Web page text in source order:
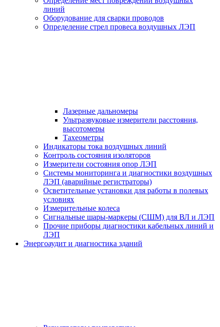
линий
Оборудование для сварки проводов
Определение стрел провеса воздушных ЛЭП
Лазерные дальномеры
Ультразвуковые измерители расстояния,
высотомеры
Тахеометры
Индикаторы тока воздушных линий
Контроль состояния изоляторов
Измерители состояния опор ЛЭП
Системы мониторинга и диагностики воздушных
ЛЭП (аварийные регистраторы)
Осветительные установки для работы в полевых
условиях
Измерительные колеса
Сигнальные шары-маркеры (СШМ) для ВЛ и ЛЭП
Прочие приборы диагностики кабельных линий и
ЛЭП
Энергоаудит и диагностика зданий